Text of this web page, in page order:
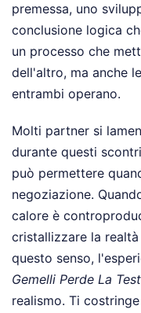
premessa, uno
conclusione logica
un processo che
dell'altro, ma anche
entrambi operano.
Molti partner si
durante questi
può permettere
negoziazione.
calore è
cristallizzare la
questo senso,
Gemelli Perde La
realismo. Ti